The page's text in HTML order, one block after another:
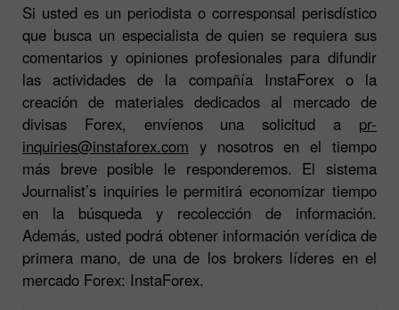
Si usted es un periodista o corresponsal perisdístico
que busca un especialista de quien se requiera sus
comentarios y opiniones profesionales para difundir
las actividades de la compañía InstaForex o la
creación de materiales dedicados al mercado de
divisas Forex, envíenos una solicitud a pr-
inquiries@instaforex.com y nosotros en el tiempo
más breve posible le responderemos. El sistema
Journalist’s inquiries le permitirá economizar tiempo
en la búsqueda y recolección de información.
Además, usted podrá obtener información verídica de
primera mano, de una de los brokers líderes en el
mercado Forex: InstaForex.